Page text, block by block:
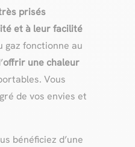
prisés
et à leur facilité
gaz fonctionne au
offrir une chaleur
Vous
de vos envies et
bénéficiez d’une